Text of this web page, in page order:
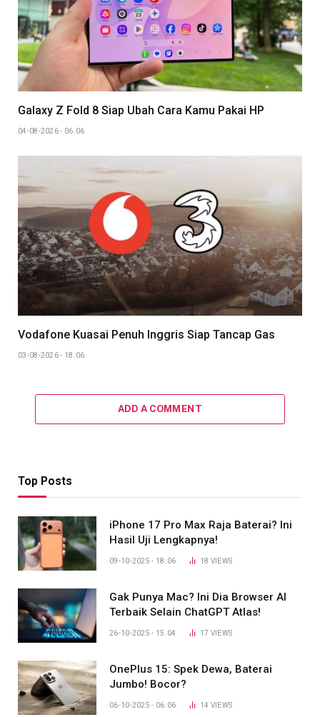
Galaxy Z Fold 8 Siap Ubah Cara Kamu Pakai HP
04-08-2026 - 06.06
Vodafone Kuasai Penuh Inggris Siap Tancap Gas
03-08-2026 - 18.06
ADD A COMMENT
Top Posts
iPhone 17 Pro Max Raja Baterai? Ini
Hasil Uji Lengkapnya!
09-10-2025 - 18.06 18 VIEWS
Gak Punya Mac? Ini Dia Browser AI
Terbaik Selain ChatGPT Atlas!
26-10-2025 - 15.04 17 VIEWS
OnePlus 15: Spek Dewa, Baterai
Jumbo! Bocor?
06-10-2025 - 06.06 14 VIEWS